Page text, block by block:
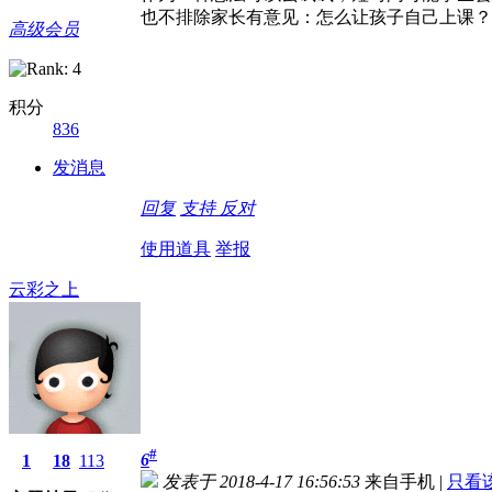
高级会员
积分
836
发消息
也不排除家长有意见：怎么让孩子自己上课？
回复 支持 反对
使用道具 举报
云彩之上
1 18 113 6#
发表于 2018-4-17 16:56:53 来自手机 | 只看